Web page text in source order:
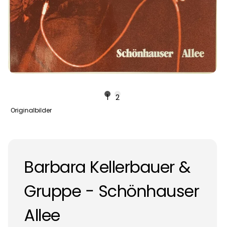
1 2
Originalbilder
Barbara Kellerbauer &
Gruppe - Schönhauser
Allee